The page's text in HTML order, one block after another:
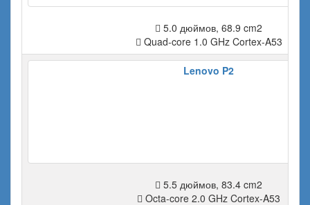
5.0 дюймов, 68.9 cm2
Quad-core 1.0 GHz Cortex-A53
Lenovo P2
5.5 дюймов, 83.4 cm2
Octa-core 2.0 GHz Cortex-A53